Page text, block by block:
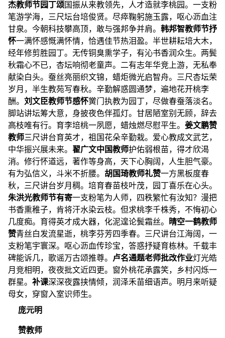
杰教师节园丁颂国振从来教领先，人才造就李桃园。一支粉
笔游学海，三尺坛台培俊贤。尽瘁鞠躬施玉露，呕心沥血注
甘泉。今朝科技攀高顶，敢与强邦争并肩。 韩邦智教师节抒
怀一满怀感慨满怀情，恰遇佳节热泪盈。半世耕耘培大木，
经年修剪胜园丁。无传铜臭熏学子，有沁书香润众生。两鬓
秋霜心不已，杏坛响彻老童声。二有志年华竞上游，无私奉
献染白头。蚕丝亮丽织文锦，蜡炬微光启智舟。三尺杏坛荣
岁月，半生教苑写春秋。辛勤解惑圆通梦，遍地花开桃李
酬。 刘文臣教师节感怀黉门执教为园丁，尽做春蚕落淡名。
脚站讲坛筹大意，身披夜色伴孤灯。甘居陋室别无顾，辞去
高枝唯有行。育李培桃一夙愿，蜡烛燃尽慰平生。 姜文鹏赞
教师三尺讲台育英才，祖国花朵辛勤栽。爱心教成文武艺，
中华振兴展未来。 翟广文中国教师护佑弱根苗，得才欣渴
消。修行怀道远，著作等身高，天下心胸阔，人生胆气豪。
有为弘信义，斗米不折腰。 胡国琦教师礼赞一方黑板度春
秋，三尺讲台岁月稠。培育春苗枝叶茂，园丁喜乐在心头。
朱洪光教师节有寄一支粉笔为人师，四秩繁忙有汝知？漫把
书香熏稚子，肯将汗水染云枝。但求桃李千株秀，不悔初心
几度痴。育得英才成大器，化泥遑论鬓霜丝。
晴空一鹤教师
赞青丝白发流星逝，桃李芬芳四季春。三尺讲台江海阔，一
支粉笔宇寰深。呕心沥血传珍宝，答惑抒疑育栋林。千载丰
碑能诉几，歌谣万古颂推尊。
卢名通题老师批改作业灯光皓
月竞相明，夜夜批文近四更。窗外桃花承露笑，乡村闪烁一
群星。 补课深深夜露挟情倾，润泽禾苗细语声。明月来听疑
母女，穿窗入室识师生。
庞元明
赞教师